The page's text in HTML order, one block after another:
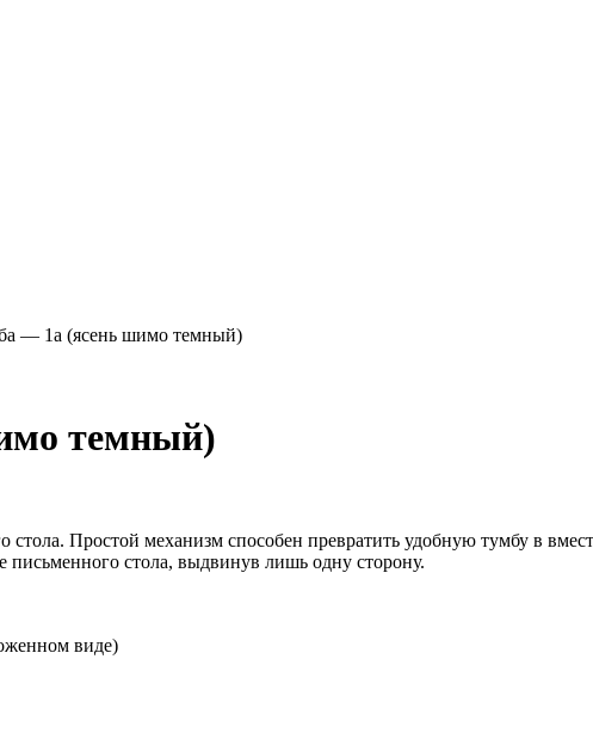
— 1а (ясень шимо темный)
темный)
Простой механизм способен превратить удобную тумбу в
письменного стола, выдвинув лишь одну сторону.
виде)